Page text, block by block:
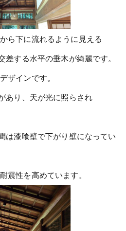
ら下に流れるように見える
する水平の垂木が綺麗です。
ザインです。
あり、天が光に照らされ
は漆喰壁で下がり壁になってい
震性を高めています。